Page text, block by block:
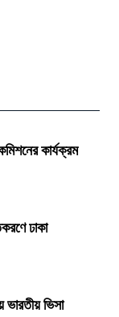
কার্যক্রম
ঢাকা
ভারতীয় ভিসা